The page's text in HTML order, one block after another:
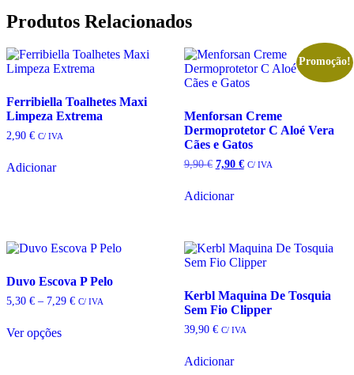
Produtos Relacionados
Ferribiella Toalhetes Maxi
Limpeza Extrema
2,90 € C/ IVA
Adicionar
Promoção!
Menforsan Creme
Dermoprotetor C Aloé Vera
Cães e Gatos
9,90€ O
era:
7,90 €OC/ IVA
Adicionar
Duvo Escova P Pelo
5,30 € – 7,29 €Price
C/ IVA
Ver opções
Kerbl Maquina De Tosquia
Sem Fio Clipper
39,90 € C/ IVA
Adicionar